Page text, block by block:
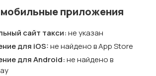
приложения
сайт такси:не указан
для iOS:не найдено в App Store
для Android:не найдено в